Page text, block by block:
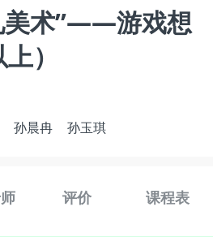
美术”——游戏想
）
孙晨冉 孙玉琪
评价 课程表